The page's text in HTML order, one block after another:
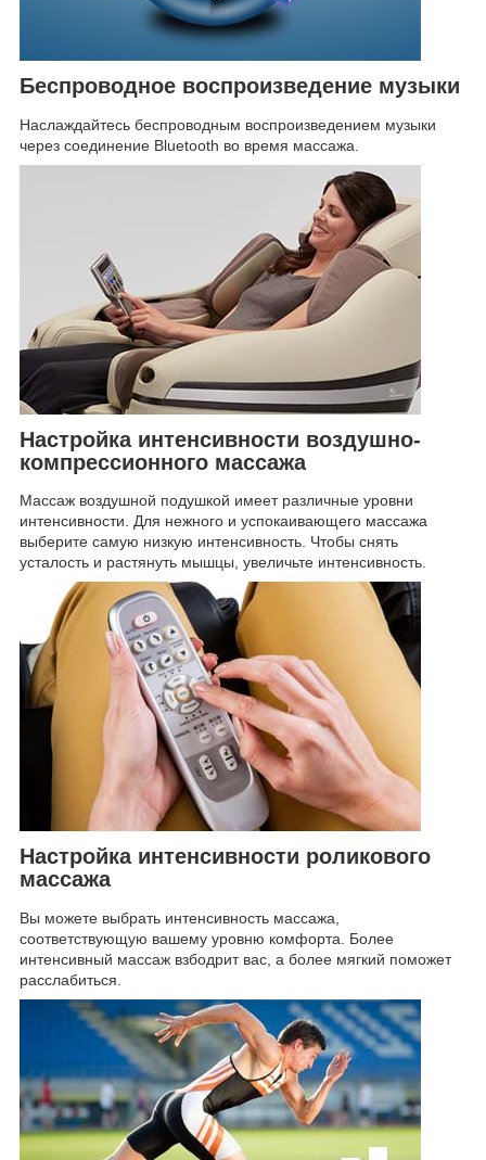
Беспроводное воспроизведение музыки
Наслаждайтесь беспроводным воспроизведением музыки
через соединение Bluetooth во время массажа.
Настройка интенсивности воздушно-
компрессионного массажа
Массаж воздушной подушкой имеет различные уровни
интенсивности. Для нежного и успокаивающего массажа
выберите самую низкую интенсивность. Чтобы снять
усталость и растянуть мышцы, увеличьте интенсивность.
Настройка интенсивности роликового
массажа
Вы можете выбрать интенсивность массажа,
соответствующую вашему уровню комфорта. Более
интенсивный массаж взбодрит вас, а более мягкий поможет
расслабиться.